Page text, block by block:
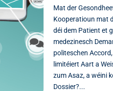
Mat der
Kooperatioun mat
déi dem Patient et
medezinesch
politeschen
limitéiert Aart a
zum Asaz, a wéini
Dossier?...